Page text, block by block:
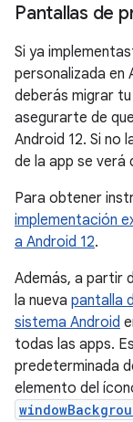
Pantallas de
Si ya
personalizada en
deberás migrar
asegurarte de
Android 12. Si no
de la app se verá
Para obtener
implementación
a Android 12.
Además, a partir
la nueva pantalla
sistema Android
todas las apps.
predeterminada
elemento del